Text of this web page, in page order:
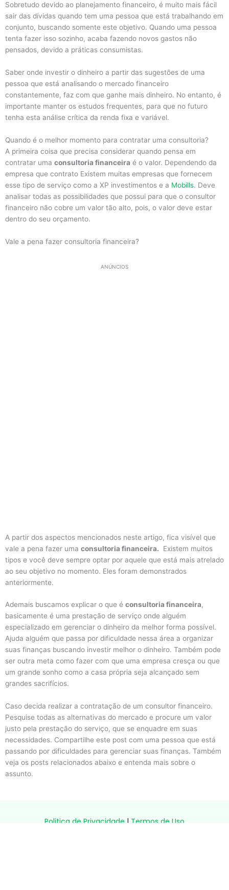
Sobretudo devido ao planejamento financeiro, é muito mais fácil
sair das dívidas quando tem uma pessoa que está trabalhando em
conjunto, buscando somente este objetivo. Quando uma pessoa
tenta fazer isso sozinho, acaba fazendo novos gastos não
pensados, devido a práticas consumistas.
Saber onde investir o dinheiro a partir das sugestões de uma
pessoa que está analisando o mercado financeiro
constantemente, faz com que ganhe mais dinheiro. No entanto, é
importante manter os estudos frequentes, para que no futuro
tenha esta análise crítica da renda fixa e variável.
Quando é o melhor momento para contratar uma consultoria?
A primeira coisa que precisa considerar quando pensa em
contratar uma consultoria financeira é o valor. Dependendo da
empresa que contrato Existem muitas empresas que fornecem
esse tipo de serviço como a XP investimentos e a Mobills. Deve
analisar todas as possibilidades que possui para que o consultor
financeiro não cobre um valor tão alto, pois, o valor deve estar
dentro do seu orçamento.
Vale a pena fazer consultoria financeira?
ANÚNCIOS
A partir dos aspectos mencionados neste artigo, fica visível que
vale a pena fazer uma consultoria financeira. Existem muitos
tipos e você deve sempre optar por aquele que está mais atrelado
ao seu objetivo no momento. Eles foram demonstrados
anteriormente.
Ademais buscamos explicar o que é consultoria financeira,
basicamente é uma prestação de serviço onde alguém
especializado em gerenciar o dinheiro da melhor forma possível.
Ajuda alguém que passa por dificuldade nessa área a organizar
suas finanças buscando investir melhor o dinheiro. Também pode
ser outra meta como fazer com que uma empresa cresça ou que
um grande sonho como a casa própria seja alcançado sem
grandes sacrifícios.
Caso decida realizar a contratação de um consultor financeiro.
Pesquise todas as alternativas do mercado e procure um valor
justo pela prestação do serviço, que se enquadre em suas
necessidades. Compartilhe este post com uma pessoa que está
passando por dificuldades para gerenciar suas finanças. Também
veja os posts relacionados abaixo e entenda mais sobre o
assunto.
Politica de Privacidade | Termos de Uso